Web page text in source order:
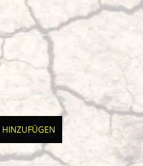
verfügbare
die
Eingabetaste,